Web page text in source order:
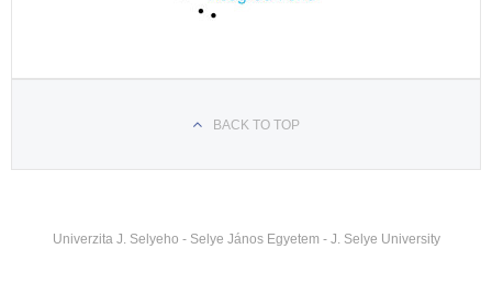
BACK TO TOP
Univerzita J. Selyeho - Selye János Egyetem - J. Selye University